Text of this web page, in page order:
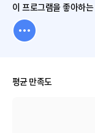
이 프로그램을 좋아하
평균 만족도